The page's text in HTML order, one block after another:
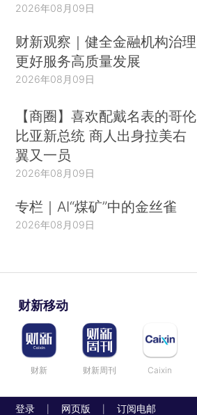
2026年08月09日
财新观察｜健全金融机构治理
更好服务高质量发展
2026年08月09日
【商圈】喜欢配戴名表的哥伦
比亚新总统 商人出身拉美右
翼又一员
2026年08月09日
专栏｜AI“煤矿”中的金丝雀
2026年08月09日
财新移动
财新 财新周刊 Caixin
登录 网页版 订阅电邮